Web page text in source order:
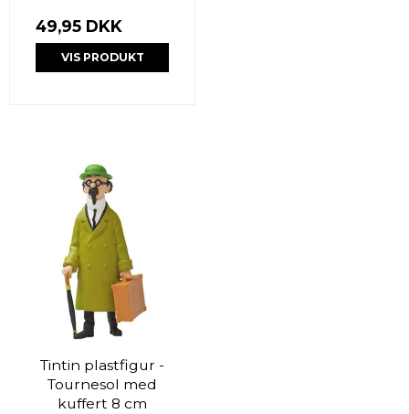
49,95 DKK
VIS PRODUKT
Tintin plastfigur -
Tournesol med
kuffert 8 cm